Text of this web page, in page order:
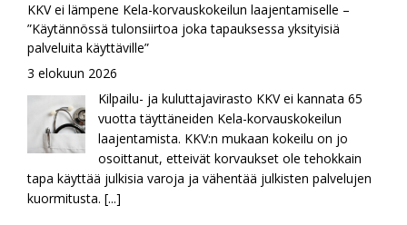
KKV ei lämpene Kela-korvauskokeilun laajentamiselle –
”Käytännössä tulonsiirtoa joka tapauksessa yksityisiä
palveluita käyttäville”
3 elokuun 2026
Kilpailu- ja kuluttajavirasto KKV ei kannata 65
vuotta täyttäneiden Kela-korvauskokeilun
laajentamista. KKV:n mukaan kokeilu on jo
osoittanut, etteivät korvaukset ole tehokkain
tapa käyttää julkisia varoja ja vähentää julkisten palvelujen
kuormitusta. [...]